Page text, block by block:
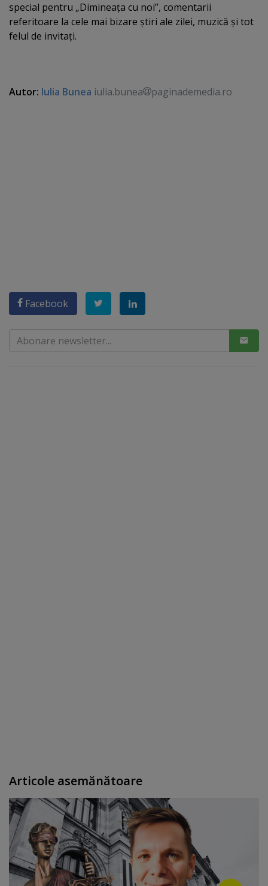
special pentru „Dimineaţa cu noi”, comentarii
referitoare la cele mai bizare ştiri ale zilei, muzică şi tot
felul de invitaţi.
Autor: Iulia Bunea iulia.bunea paginademedia.ro
Facebook
Articole asemănătoare